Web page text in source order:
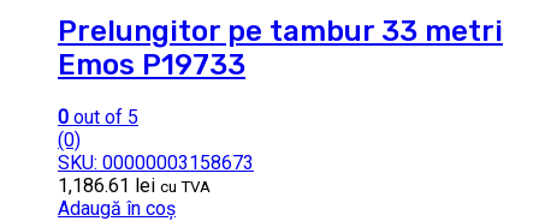
Prelungitor pe tambur 33 metri
Emos P19733
0 out of 5
(0)
SKU: 00000003158673
1,186.61 lei cu TVA
Adaugă în coș